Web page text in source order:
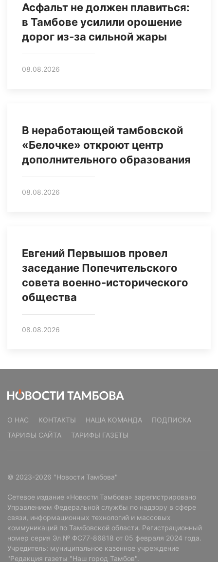
Асфальт не должен плавиться:
в Тамбове усилили орошение
дорог из‑за сильной жары
08.08.2026
В неработающей тамбовской
«Белочке» откроют центр
дополнительного образования
08.08.2026
Евгений Первышов провел
заседание Попечительского
совета военно-исторического
общества
08.08.2026
О НАС КОНТАКТЫ НАША КОМАНДА
ПОДПИСКА
ТАРИФЫ САЙТА
ТАРИФЫ ГАЗЕТЫ
© 2023-2026 "Новости Тамбова"
Сетевое издание «Новости Тамбова» зарегистрировано
Управлением Федеральной службы по надзору в сфере
связи, информационных технологий и массовых
коммуникаций по Тамбовской области. Регистрационный
номер серия Эл № ФС77-86818 от 05 февраля 2024 года.
Учредитель: муниципальное казенное учреждение
"Редакция газеты "Наш город Тамбов".